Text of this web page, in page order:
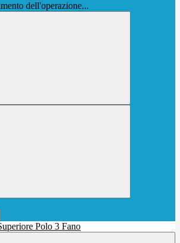
dell'operazione...